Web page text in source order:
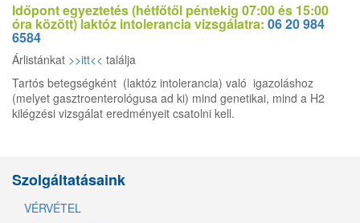
Időpont egyeztetés (hétfőtől péntekig 07:00 és 15:00
óra között) laktóz intolerancia vizsgálatra: 06 20 984
6584
Árlistánkat >>itt<< találja
Tartós betegségként (laktóz intolerancia) való igazoláshoz
(melyet gasztroenterológusa ad ki) mind genetikai, mind a H2
kilégzési vizsgálat eredményeit csatolni kell.
Szolgáltatásaink
VÉRVÉTEL